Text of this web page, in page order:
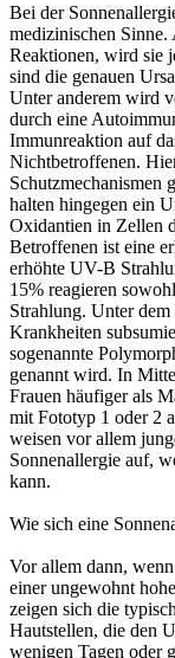
Bei der
medizinischen
Reaktionen, wird sie
sind die genauen
Unter anderem wird
durch eine
Immunreaktion auf
Nichtbetroffenen.
Schutzmechanismen
halten hingegen ein
Oxidantien in Zellen
Betroffenen ist eine
erhöhte UV-B
15% reagieren
Strahlung. Unter
Krankheiten
sogenannte
genannt wird. In
Frauen häufiger als
mit Fototyp 1 oder 2
weisen vor allem
Sonnenallergie auf,
kann.
Wie sich eine
Vor allem dann,
einer ungewohnt
zeigen sich die
Hautstellen, die den
wenigen Tagen oder